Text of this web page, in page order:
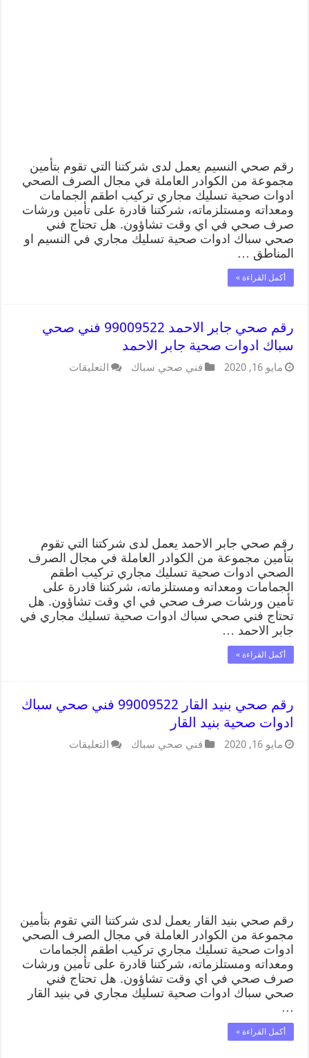
رقم صحي النسيم يعمل لدى شركتنا التي تقوم بتأمين
مجموعة من الكوادر العاملة في مجال الصرف الصحي
ادوات صحية تسليك مجاري تركيب اطقم الجمامات
ومعداته ومستلزماته، شركتنا قادرة على تأمين ورشات
صرف صحي في اي وقت تشاؤون. هل تحتاج فني
صحي سباك ادوات صحية تسليك مجاري في النسيم او
المناطق …
أكمل القراءة »
رقم صحي جابر الاحمد 99009522 فني صحي
سباك ادوات صحية جابر الاحمد
مايو 16, 2020 فني صحي سباك التعليقات
رقم صحي جابر الاحمد يعمل لدى شركتنا التي تقوم
بتأمين مجموعة من الكوادر العاملة في مجال الصرف
الصحي ادوات صحية تسليك مجاري تركيب اطقم
الجمامات ومعداته ومستلزماته، شركتنا قادرة على
تأمين ورشات صرف صحي في اي وقت تشاؤون. هل
تحتاج فني صحي سباك ادوات صحية تسليك مجاري في
جابر الاحمد …
أكمل القراءة »
رقم صحي بنيد القار 99009522 فني صحي سباك
ادوات صحية بنيد القار
مايو 16, 2020 فني صحي سباك التعليقات
رقم صحي بنيد القار يعمل لدى شركتنا التي تقوم بتأمين
مجموعة من الكوادر العاملة في مجال الصرف الصحي
ادوات صحية تسليك مجاري تركيب اطقم الجمامات
ومعداته ومستلزماته، شركتنا قادرة على تأمين ورشات
صرف صحي في اي وقت تشاؤون. هل تحتاج فني
صحي سباك ادوات صحية تسليك مجاري في بنيد القار
…
أكمل القراءة »